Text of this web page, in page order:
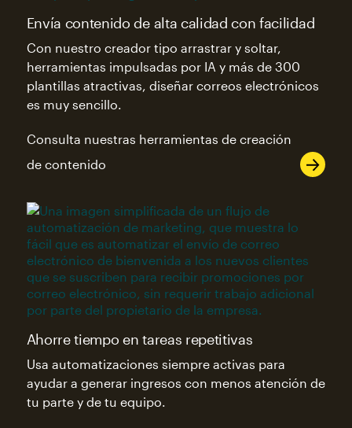
Envía contenido de alta calidad con facilidad
Con nuestro creador tipo arrastrar y soltar,
herramientas impulsadas por IA y más de 300
plantillas atractivas, diseñar correos electrónicos
es muy sencillo.
Consulta nuestras herramientas de creación
de contenido
Ahorre tiempo en tareas repetitivas
Usa automatizaciones siempre activas para
ayudar a generar ingresos con menos atención de
tu parte y de tu equipo.